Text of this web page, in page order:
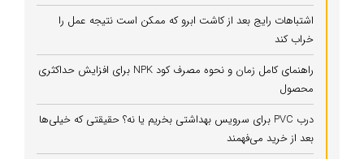
اشتباهات رایج بعد از کاشت ابرو که ممکن است نتیجه عمل را
خراب کند
راهنمای کامل زمان و نحوه مصرف کود NPK برای افزایش حداکثری
محصول
درب PVC برای سرویس بهداشتی بخریم یا نه؟ حقیقتی که خیلی‌ها
بعد از خرید می‌فهمند